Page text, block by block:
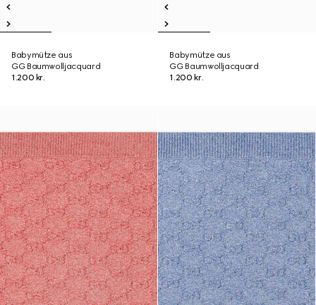
Babymütze aus
GG Baumwolljacquard
1.200 kr.
Babymütze aus
GG Baumwolljacquard
1.200 kr.